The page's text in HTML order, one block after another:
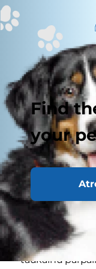
Find
your
Pankreatīts ir
un tas bieži
kā suņu
taukainu